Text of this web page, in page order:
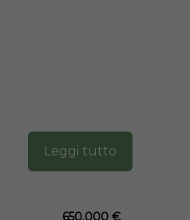
Leggi tutto
650.000 €